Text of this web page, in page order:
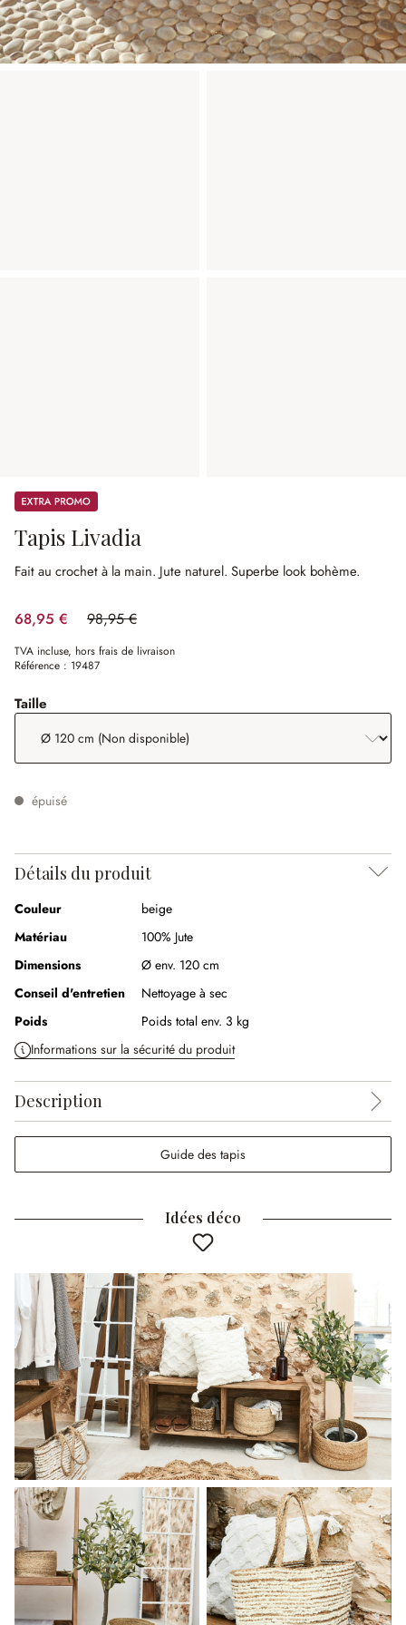
Promos
Tapis Livadia
Fait au crochet à la main. Jute naturel. Superbe look bohème.
68,95 € 98,95 €
(30.32%spared)
TVA incluse, hors frais de livraison
Référence : 19487
Taille
épuisé
Détails du produit
Couleur
beige
Matériau
100% Jute
Dimensions
Ø env. 120 cm
Conseil d'entretien
Nettoyage à sec
Poids
Poids total env. 3 kg
Informations sur la sécurité du produit
Description
Guide des tapis
Idées déco